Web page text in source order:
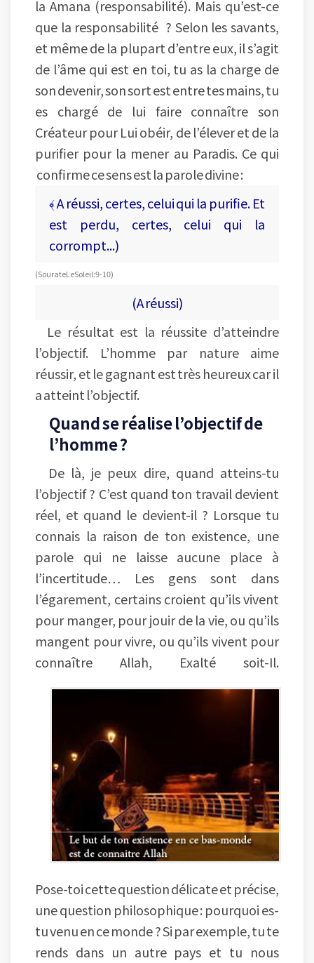
la Amana (responsabilité). Mais qu’est-ce
que la responsabilité ? Selon les savants,
et même de la plupart d’entre eux, il s’agit
de l’âme qui est en toi, tu as la charge de
son devenir, son sort est entre tes mains, tu
es chargé de lui faire connaître son
Créateur pour Lui obéir, de l’élever et de la
purifier pour la mener au Paradis. Ce qui
confirme ce sens est la parole divine :
﴾ A réussi, certes, celui qui la purifie. Et
est perdu, certes, celui qui la
corrompt...)
(Sourate Le Soleil : 9-10)
(A réussi)
Le résultat est la réussite d’atteindre
l’objectif. L’homme par nature aime
réussir, et le gagnant est très heureux car il
a atteint l’objectif.
Quand se réalise l’objectif de
l’homme ?
De là, je peux dire, quand atteins-tu
l’objectif ? C’est quand ton travail devient
réel, et quand le devient-il ? Lorsque tu
connais la raison de ton existence, une
parole qui ne laisse aucune place à
l’incertitude… Les gens sont dans
l’égarement, certains croient qu’ils vivent
pour manger, pour jouir de la vie, ou qu’ils
mangent pour vivre, ou qu’ils vivent pour
connaître Allah, Exalté soit-Il.
Pose-toi cette question délicate et précise,
une question philosophique : pourquoi es-
tu venu en ce monde ? Si par exemple, tu te
rends dans un autre pays et tu nous